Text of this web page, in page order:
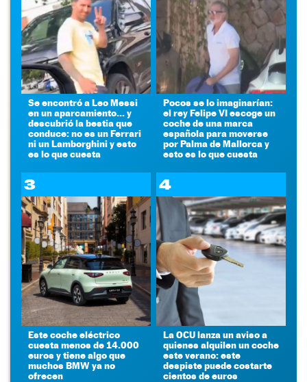
Se encontró a Leo Messi
en un aparcamiento... y
descubrió la bestia que
conduce: no es un Ferrari
ni un Lamborghini y esto
es lo que cuesta
Pocos se lo imaginarían:
el rey Felipe VI escoge un
coche de una marca
española para moverse
por Palma de Mallorca y
esto es lo que cuesta
3
Este coche eléctrico
cuesta menos de 14.000
euros y tiene algo que
muchos BMW ya no
ofrecen
4
La OCU lanza un aviso a
quienes alquilen un coche
este verano: este
despiste puede costarte
cientos de euros